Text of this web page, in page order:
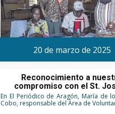
20 de marzo de 2025
Reconocimiento a
compromiso con el St.
En El Periódico de Aragón, María de
Cobo, responsable del Área de